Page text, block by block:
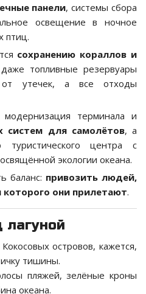
панели, системы сбора
освещение в ночное
птиц.
сохранению кораллов и
топливные резервуары
утечек, а все отходы
терминала и
систем для самолётов, а
туристического центра с
экологии океана.
баланс: привозить людей,
они прилетают.
островов, кажется,
тишины.
пляжей, зелёные кроны
океана.